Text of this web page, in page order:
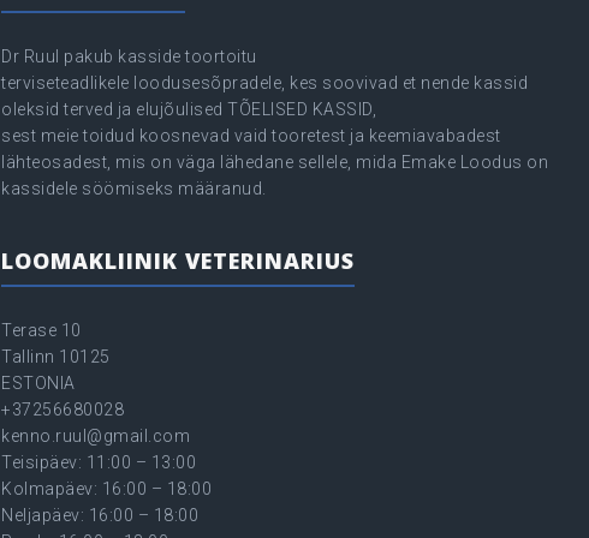
Dr Ruul pakub kasside toortoitu
terviseteadlikele loodusesõpradele, kes soovivad et nende kassid
oleksid terved ja elujõulised TÕELISED KASSID,
sest meie toidud koosnevad vaid tooretest ja keemiavabadest
lähteosadest, mis on väga lähedane sellele, mida Emake Loodus on
kassidele söömiseks määranud.
LOOMAKLIINIK VETERINARIUS
Terase 10
Tallinn 10125
ESTONIA
+37256680028
kenno.ruul@gmail.com
Teisipäev: 11:00 – 13:00
Kolmapäev: 16:00 – 18:00
Neljapäev: 16:00 – 18:00